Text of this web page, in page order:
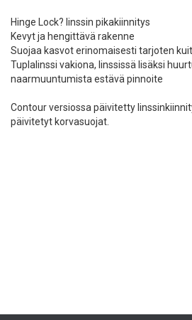
Hinge Lock? linssin pikakiinnitys
Kevyt ja hengittävä rakenne
Suojaa kasvot erinomaisesti tarjoten
Tuplalinssi vakiona, linssissä lisäksi
naarmuuntumista estävä pinnoite
Contour versiossa päivitetty
päivitetyt korvasuojat.